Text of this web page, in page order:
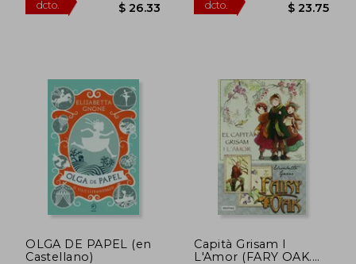
OLGA DE PAPEL (en
Castellano)
Capità Grisam I
L'Amor (FARY OAK.